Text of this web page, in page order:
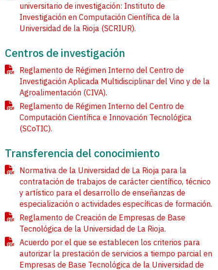
universitario de investigación: Instituto de
Investigación en Computación Científica de la
Universidad de la Rioja (SCRIUR).
Centros de investigación
Reglamento de Régimen Interno del Centro de
Investigación Aplicada Multidisciplinar del Vino y de la
Agroalimentación (CIVA).
Reglamento de Régimen Interno del Centro de
Computación Científica e Innovación Tecnológica
(SCoTIC).
Transferencia del conocimiento
Normativa de la Universidad de La Rioja para la
contratación de trabajos de carácter científico, técnico
y artístico para el desarrollo de enseñanzas de
especialización o actividades específicas de formación.
Reglamento de Creación de Empresas de Base
Tecnológica de la Universidad de La Rioja.
Acuerdo por el que se establecen los criterios para
autorizar la prestación de servicios a tiempo parcial en
Empresas de Base Tecnológica de la Universidad de